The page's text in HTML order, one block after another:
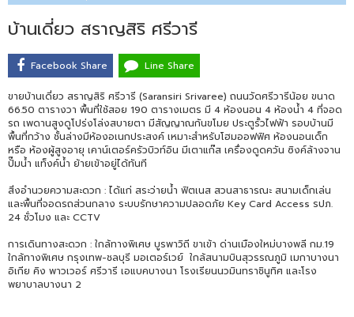
บ้านเดี่ยว สราญสิริ ศรีวารี
Facebook Share Line Share
ขายบ้านเดี่ยว สราญสิริ ศรีวารี (Saransiri Srivaree) ถนนวัดศรีวารีน้อย ขนาด
66.50 ตารางวา พื้นที่ใช้สอย 190 ตารางเมตร มี 4 ห้องนอน 4 ห้องน้ำ 4 ที่จอด
รถ เพดานสูงดูโปร่งโล่งสบายตา มีสัญญาณกันขโมย ประตูรั้วไฟฟ้า รอบบ้านมี
พื้นที่กว้าง ชั้นล่างมีห้องอเนกประสงค์ เหมาะสำหรับโฮมออฟฟิศ ห้องนอนเด็ก
หรือ ห้องผู้สูงอายุ เคาน์เตอร์ครัวบิวท์อิน มีเตาแก๊ส เครื่องดูดควัน ซิงค์ล้างจาน
ปั๊มน้ำ แท็งค์น้ำ ย้ายเข้าอยู่ได้ทันที
สิ่งอำนวยความสะดวก : ได้แก่ สระว่ายน้ำ ฟิตเนส สวนสาธารณะ สนามเด็กเล่น
และพื้นที่จอดรถส่วนกลาง ระบบรักษาความปลอดภัย Key Card Access รปภ.
24 ชั่วโมง และ CCTV
การเดินทางสะดวก : ใกล้ทางพิเศษ บูรพาวิถี ขาเข้า ด่านเมืองใหม่บางพลี กม.19
ใกล้ทางพิเศษ กรุงเทพ-ชลบุรี มอเตอร์เวย์ ใกล้สนามบินสุวรรณภูมิ เมกาบางนา
อิเกีย คิง พาวเวอร์ ศรีวารี เอแบคบางนา โรงเรียนนวมินทราชินูทิศ และโรง
พยาบาลบางนา 2